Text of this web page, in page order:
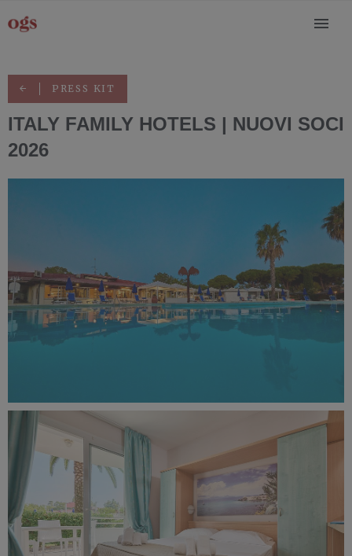
PRESS KIT
ITALY FAMILY HOTELS | NUOVI SOCI
2026
La Buca del Gatto 23 - piscina - 11142.jpg
1.54 MB